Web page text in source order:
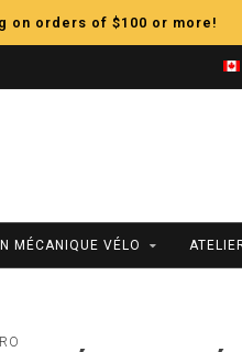
on orders of $100 or more!
MÉCANIQUE VÉLO